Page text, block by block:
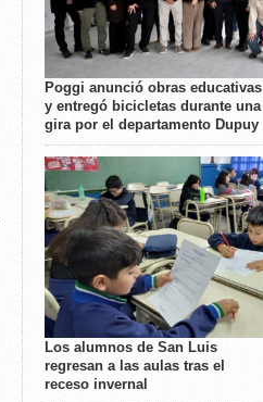
Poggi anunció obras educativas
y entregó bicicletas durante una
gira por el departamento Dupuy
Los alumnos de San Luis
regresan a las aulas tras el
receso invernal